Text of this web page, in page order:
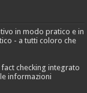
in modo pratico e in
- a tutti coloro che
checking integrato
informazioni